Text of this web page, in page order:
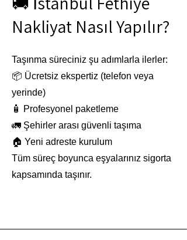
Nakliyat Nasıl Yapılır?
Taşınma süreciniz şu adımlarla ilerler:
📦 Ücretsiz ekspertiz (telefon veya
yerinde)
🧴 Profesyonel paketleme
🚛 Şehirler arası güvenli taşıma
🏠 Yeni adreste kurulum
Tüm süreç boyunca eşyalarınız sigorta
kapsamında taşınır.